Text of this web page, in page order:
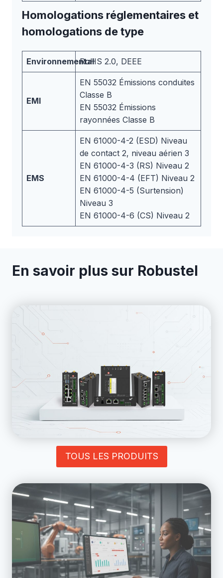
Homologations réglementaires et
homologations de type
EnvironnementalRoHS 2.0, DEEE
EMI
EN 55032 Émissions conduites
Classe B
EN 55032 Émissions
rayonnées Classe B
EMS
EN 61000-4-2 (ESD) Niveau
de contact 2, niveau aérien 3
EN 61000-4-3 (RS) Niveau 2
EN 61000-4-4 (EFT) Niveau 2
EN 61000-4-5 (Surtension)
Niveau 3
EN 61000-4-6 (CS) Niveau 2
En savoir plus sur Robustel
TOUS LES PRODUITS